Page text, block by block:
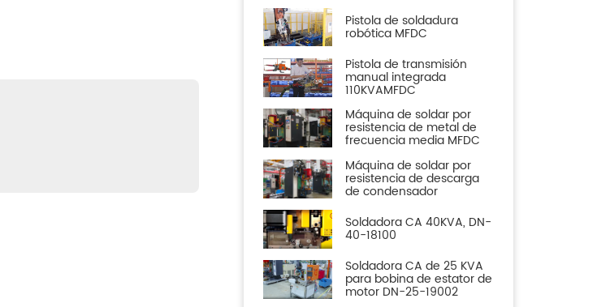
Pistola de soldadura
robótica MFDC
Pistola de transmisión
manual integrada
110KVAMFDC
Máquina de soldar por
resistencia de metal de
frecuencia media MFDC
Máquina de soldar por
resistencia de descarga
de condensador
Soldadora CA 40KVA, DN-
40-18100
Soldadora CA de 25 KVA
para bobina de estator de
motor DN-25-19002